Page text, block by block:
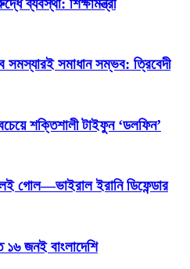
ব্যবস্থা: শিক্ষামন্ত্রী
সমস্যারই সমাধান সম্ভব: ত্রিবেদী
শক্তিশালী টাইফুন ‘ডলফিন’
গোল—ভাইরাল ইরানি ডিফেন্ডার
জনই বাংলাদেশি